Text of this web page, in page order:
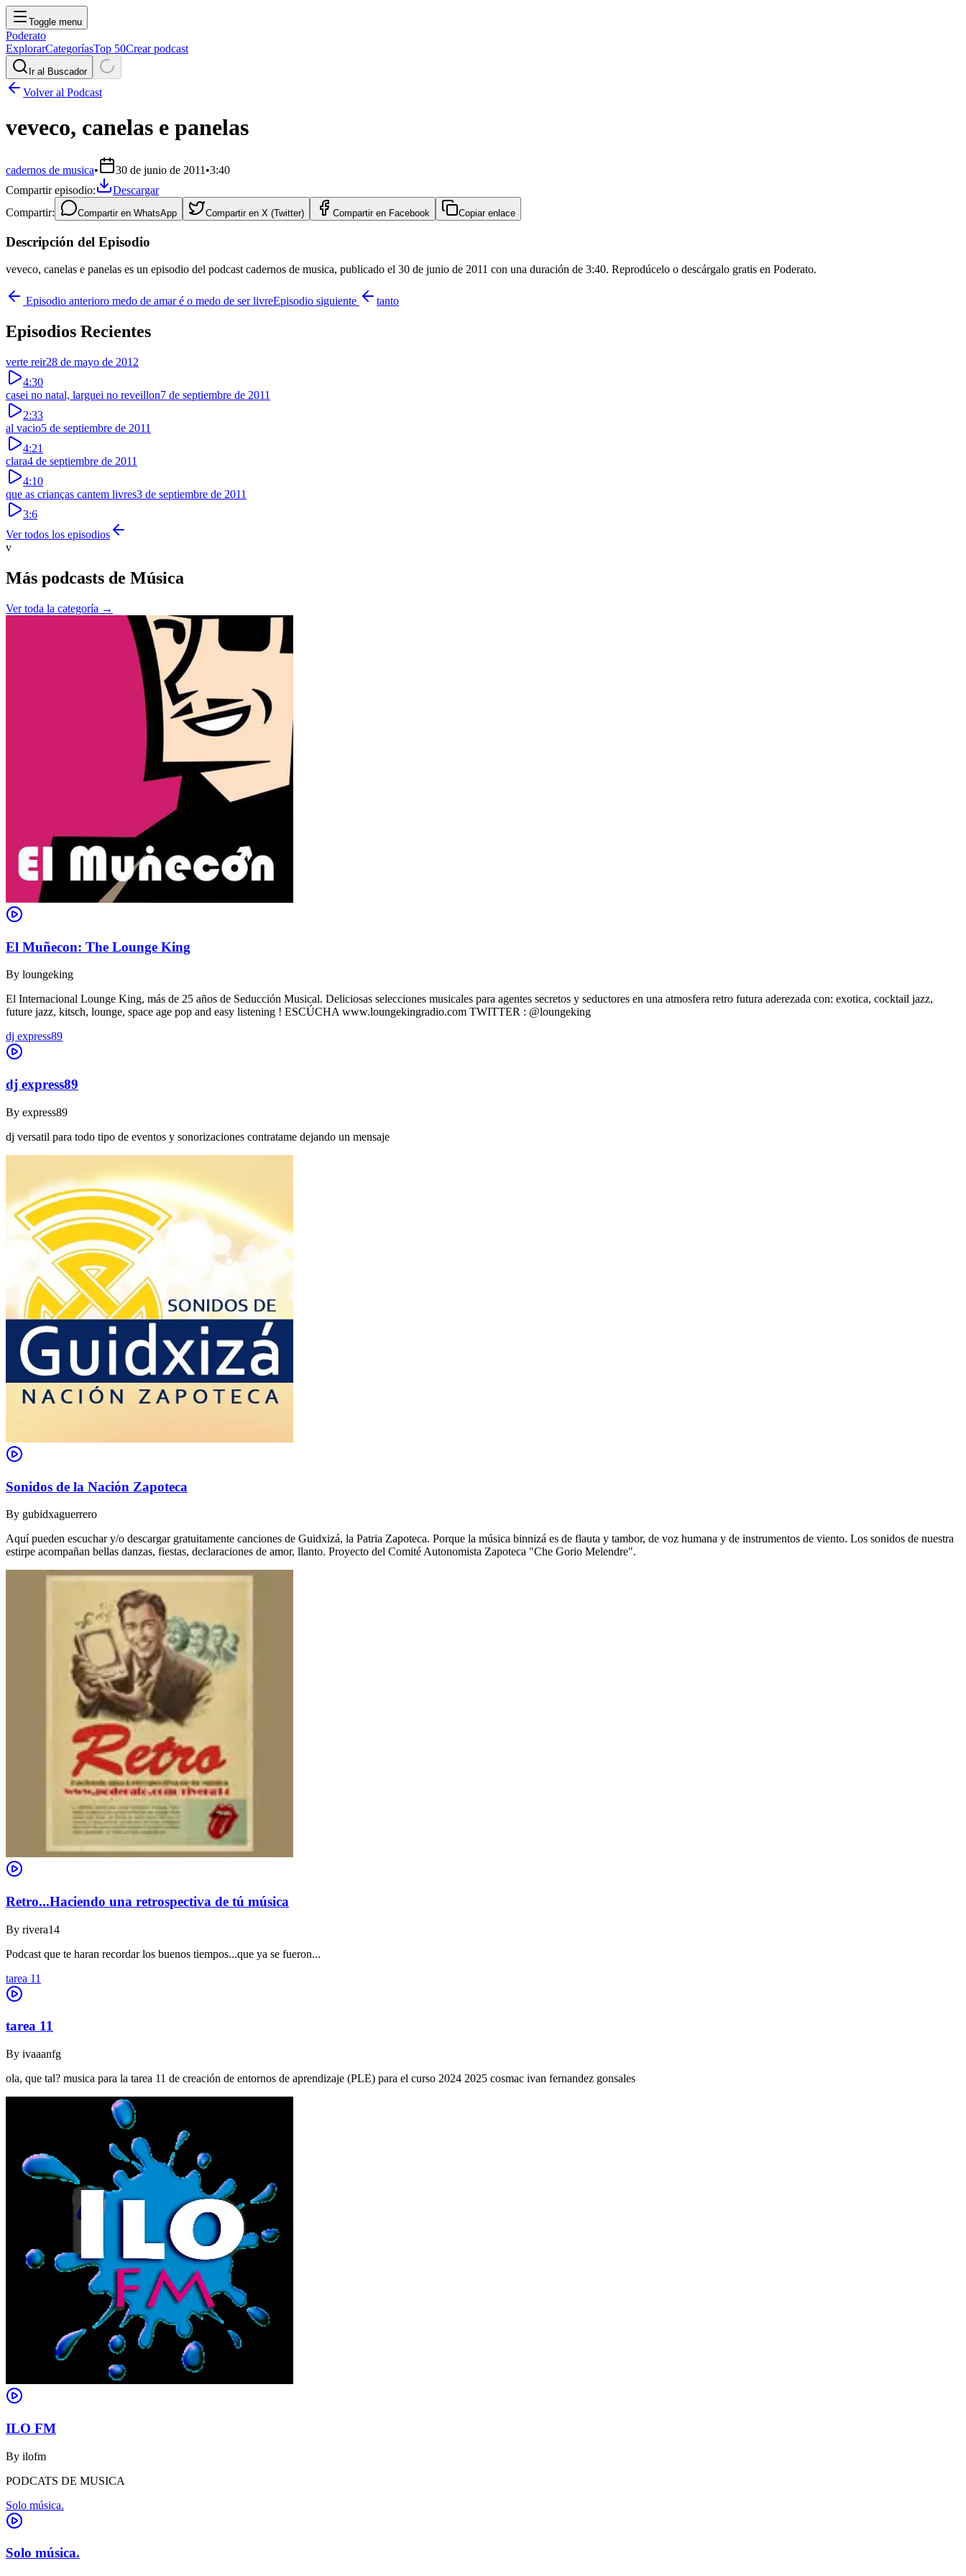
Toggle menu
Poderato
ExplorarCategoríasTop 50Crear podcast
Ir al Buscador
Volver al Podcast
veveco, canelas e panelas
cadernos de musica• 30 de junio de 2011 •3:40
Compartir episodio:
Descargar
Compartir:
Compartir en WhatsApp Compartir en X (Twitter) Compartir en Facebook Copiar enlace
Descripción del Episodio
veveco, canelas e panelas es un episodio del podcast cadernos de musica, publicado el 30 de junio de 2011 con una duración de 3:40. Reprodúcelo o descárgalo gratis en Poderato.
Episodio anterioro medo de amar é o medo de ser livreEpisodio siguiente tanto
Episodios Recientes
verte reir28 de mayo de 2012
4:30
casei no natal, larguei no reveillon7 de septiembre de 2011
2:33
al vacio5 de septiembre de 2011
4:21
clara4 de septiembre de 2011
4:10
que as crianças cantem livres3 de septiembre de 2011
3:6
Ver todos los episodios
v
Más podcasts de Música
Ver toda la categoría →
El Muñecon: The Lounge King
By loungeking
El Internacional Lounge King, más de 25 años de Seducción Musical. Deliciosas selecciones musicales para agentes secretos y seductores en una atmosfera retro futura aderezada con: exotica, cocktail jazz,
future jazz, kitsch, lounge, space age pop and easy listening ! ESCÚCHA www.loungekingradio.com TWITTER : @loungeking
dj express89
dj express89
By express89
dj versatil para todo tipo de eventos y sonorizaciones contratame dejando un mensaje
Sonidos de la Nación Zapoteca
By gubidxaguerrero
Aquí pueden escuchar y/o descargar gratuitamente canciones de Guidxizá, la Patria Zapoteca. Porque la música binnizá es de flauta y tambor, de voz humana y de instrumentos de viento. Los sonidos de nuestra
estirpe acompañan bellas danzas, fiestas, declaraciones de amor, llanto. Proyecto del Comité Autonomista Zapoteca "Che Gorio Melendre".
Retro...Haciendo una retrospectiva de tú música
By rivera14
Podcast que te haran recordar los buenos tiempos...que ya se fueron...
tarea 11
tarea 11
By ivaaanfg
ola, que tal? musica para la tarea 11 de creación de entornos de aprendizaje (PLE) para el curso 2024 2025 cosmac ivan fernandez gonsales
ILO FM
By ilofm
PODCATS DE MUSICA
Solo música.
Solo música.